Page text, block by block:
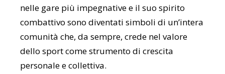
nelle gare più impegnative e il suo spirito
combattivo sono diventati simboli di un’intera
comunità che, da sempre, crede nel valore
dello sport come strumento di crescita
personale e collettiva.